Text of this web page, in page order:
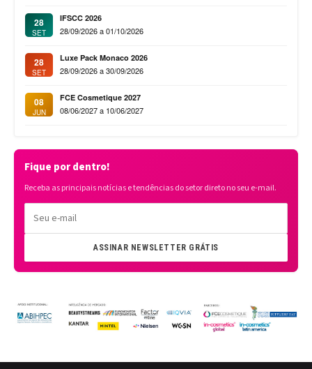
28
SET
IFSCC 2026
28/09/2026 a 01/10/2026
28
SET
Luxe Pack Monaco 2026
28/09/2026 a 30/09/2026
08
JUN
FCE Cosmetique 2027
08/06/2027 a 10/06/2027
Fique por dentro!
Receba as principais notícias e tendências do setor direto no seu e-mail.
ASSINAR NEWSLETTER GRÁTIS